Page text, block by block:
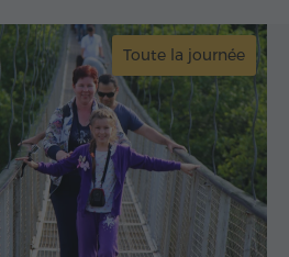
Toute la journée